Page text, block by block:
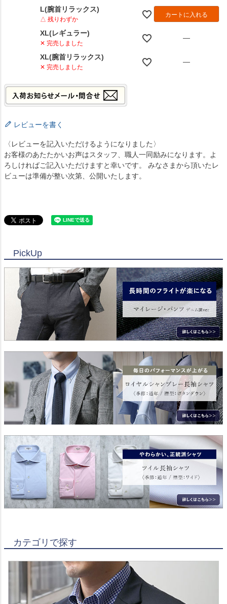
L(腕首リラックス)
△ 残りわずか
カートに入れる
XL(レギュラー)
✕ 完売しました
—
XL(腕首リラックス)
✕ 完売しました
—
レビューを書く
〈レビューを記入いただけるようになりました〉
お客様のあたたかいお声はスタッフ、職人一同励みになります。よ
ろしければご記入いただけますと幸いです。 みなさまから頂いたレ
ビューは準備が整い次第、公開いたします。
PickUp
カテゴリで探す